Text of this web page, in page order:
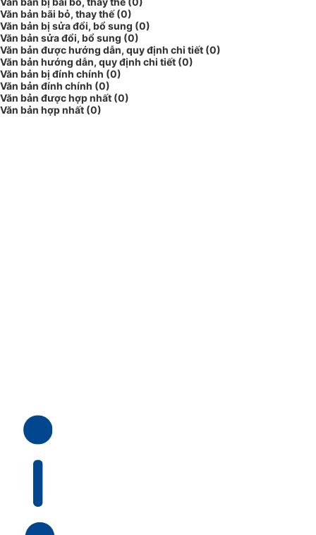
Văn bản bãi bỏ, thay thế (0)
Văn bản bị sửa đổi, bổ sung (0)
Văn bản sửa đổi, bổ sung (0)
Văn bản được hướng dẫn, quy định chi tiết (0)
Văn bản hướng dẫn, quy định chi tiết (0)
Văn bản bị đính chính (0)
Văn bản đính chính (0)
Văn bản được hợp nhất (0)
Văn bản hợp nhất (0)